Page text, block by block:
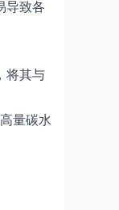
导致各
将其与
量碳水